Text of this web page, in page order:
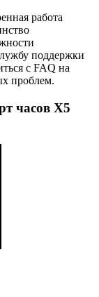
работа
поддержки
с FAQ на
проблем.
часов X5